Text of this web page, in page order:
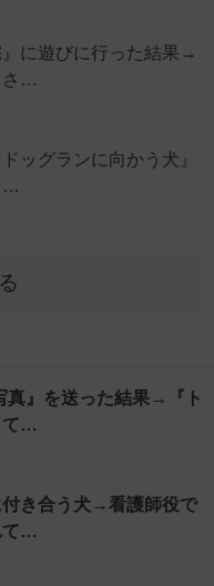
に遊びに行った結果→
さ…
ッグランに向かう犬』
…
真』を送った結果→『ト
て…
き合う犬→看護師役で
て…